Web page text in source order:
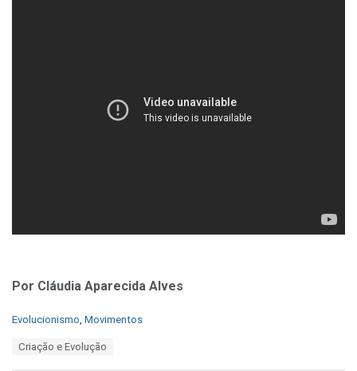
Por Cláudia Aparecida Alves
C
Evolucionismo, Movimentos
Criação e Evolução